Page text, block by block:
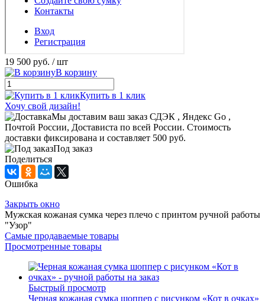
19 500 руб. / шт
В корзину
Купить в 1 клик
Хочу свой дизайн!
Мы доставим ваш заказ СДЭК , Яндекс Go ,
Почтой России, Достависта по всей России. Стоимость
доставки фиксирована и составляет 500 руб.
Под заказ
Поделиться
Ошибка
Закрыть окно
Мужская кожаная сумка через плечо с принтом ручной работы
"Узор"
Самые продаваемые товары
Просмотренные товары
Быстрый просмотр
Черная кожаная сумка шоппер с рисунком «Кот в очках»